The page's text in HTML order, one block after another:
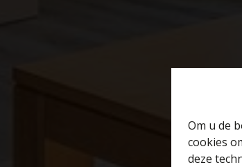
Om u de
cookies
deze